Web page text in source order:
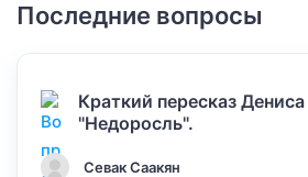
Последние вопросы
Краткий пересказ
"Недоросль".
Севак Саакян